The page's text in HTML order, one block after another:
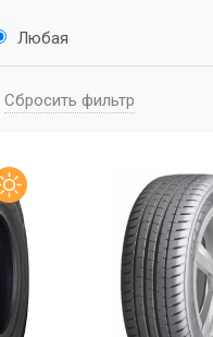
Любая
Сбросить фильтр